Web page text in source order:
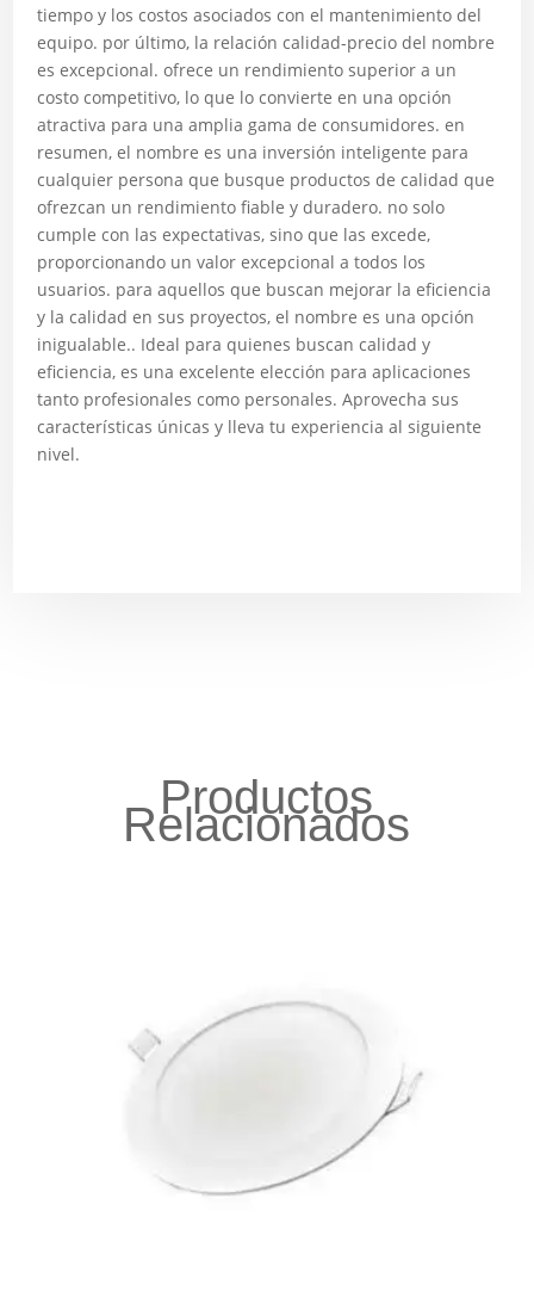
tiempo y los costos asociados con el mantenimiento del
equipo. por último, la relación calidad-precio del nombre
es excepcional. ofrece un rendimiento superior a un
costo competitivo, lo que lo convierte en una opción
atractiva para una amplia gama de consumidores. en
resumen, el nombre es una inversión inteligente para
cualquier persona que busque productos de calidad que
ofrezcan un rendimiento fiable y duradero. no solo
cumple con las expectativas, sino que las excede,
proporcionando un valor excepcional a todos los
usuarios. para aquellos que buscan mejorar la eficiencia
y la calidad en sus proyectos, el nombre es una opción
inigualable.. Ideal para quienes buscan calidad y
eficiencia, es una excelente elección para aplicaciones
tanto profesionales como personales. Aprovecha sus
características únicas y lleva tu experiencia al siguiente
nivel.
Productos
Relacionados